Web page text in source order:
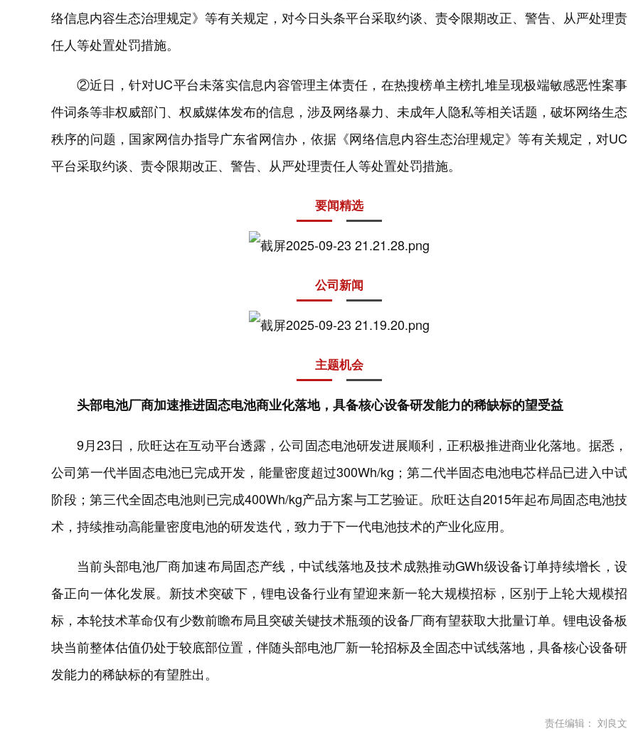
络信息内容生态治理规定》等有关规定，对今日头条平台采取约谈、责令限期改正、警告、从严处理责
任人等处置处罚措施。
②近日，针对UC平台未落实信息内容管理主体责任，在热搜榜单主榜扎堆呈现极端敏感恶性案事
件词条等非权威部门、权威媒体发布的信息，涉及网络暴力、未成年人隐私等相关话题，破坏网络生态
秩序的问题，国家网信办指导广东省网信办，依据《网络信息内容生态治理规定》等有关规定，对UC
平台采取约谈、责令限期改正、警告、从严处理责任人等处置处罚措施。
要闻精选
公司新闻
主题机会
头部电池厂商加速推进固态电池商业化落地，具备核心设备研发能力的稀缺标的望受益
9月23日，欣旺达在互动平台透露，公司固态电池研发进展顺利，正积极推进商业化落地。据悉，
公司第一代半固态电池已完成开发，能量密度超过300Wh/kg；第二代半固态电池电芯样品已进入中试
阶段；第三代全固态电池则已完成400Wh/kg产品方案与工艺验证。欣旺达自2015年起布局固态电池技
术，持续推动高能量密度电池的研发迭代，致力于下一代电池技术的产业化应用。
当前头部电池厂商加速布局固态产线，中试线落地及技术成熟推动GWh级设备订单持续增长，设
备正向一体化发展。新技术突破下，锂电设备行业有望迎来新一轮大规模招标，区别于上轮大规模招
标，本轮技术革命仅有少数前瞻布局且突破关键技术瓶颈的设备厂商有望获取大批量订单。锂电设备板
块当前整体估值仍处于较底部位置，伴随头部电池厂新一轮招标及全固态中试线落地，具备核心设备研
发能力的稀缺标的有望胜出。
责任编辑： 刘良文